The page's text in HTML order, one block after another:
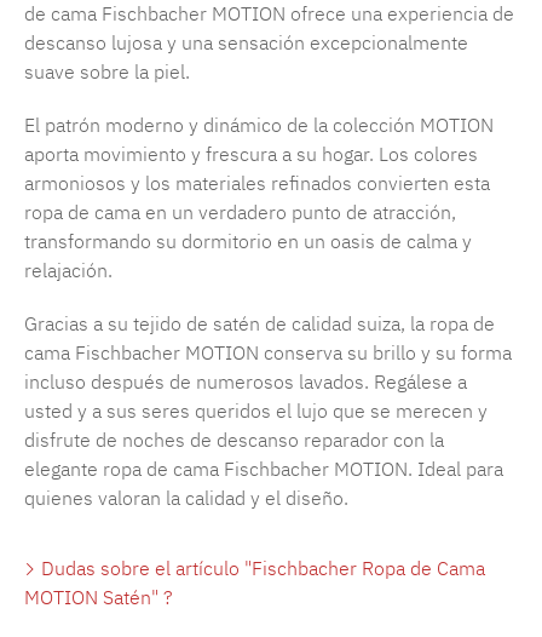
de cama Fischbacher MOTION ofrece una experiencia de
descanso lujosa y una sensación excepcionalmente
suave sobre la piel.
El patrón moderno y dinámico de la colección MOTION
aporta movimiento y frescura a su hogar. Los colores
armoniosos y los materiales refinados convierten esta
ropa de cama en un verdadero punto de atracción,
transformando su dormitorio en un oasis de calma y
relajación.
Gracias a su tejido de satén de calidad suiza, la ropa de
cama Fischbacher MOTION conserva su brillo y su forma
incluso después de numerosos lavados. Regálese a
usted y a sus seres queridos el lujo que se merecen y
disfrute de noches de descanso reparador con la
elegante ropa de cama Fischbacher MOTION. Ideal para
quienes valoran la calidad y el diseño.
Dudas sobre el artículo "Fischbacher Ropa de Cama
MOTION Satén" ?